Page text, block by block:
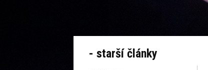
- starší články